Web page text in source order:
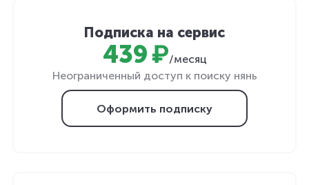
Подписка на сервис
439 ₽/месяц
Неограниченный доступ к поиску нянь
Оформить подписку